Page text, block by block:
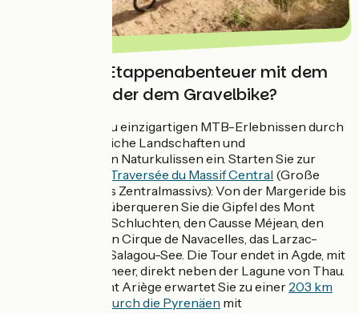
Lust auf ein Etappenabenteuer mit dem
Mountain- oder dem Gravelbike?
Okzitanien lädt zu einzigartigen MTB-Erlebnissen durch
abwechslungsreiche Landschaften und
beeindruckenden Naturkulissen ein. Starten Sie zur
GTMC – Grande Traversée du Massif Central (Große
Überquerung des Zentralmassivs): Von der Margeride bis
zum Mittelmeer überqueren Sie die Gipfel des Mont
Lozère, die Tarn-Schluchten, den Causse Méjean, den
Mont Aigoual, den Cirque de Navacelles, das Larzac-
Plateau und den Salagou-See. Die Tour endet in Agde, mit
Blick aufs Mittelmeer, direkt neben der Lagune von Thau.
Das Departement Ariège erwartet Sie zu einer 203 km
langen Strecke durch die Pyrenäen mit